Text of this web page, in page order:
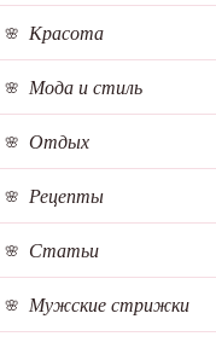
Красота
Мода и стиль
Отдых
Рецепты
Статьи
Мужские стрижки